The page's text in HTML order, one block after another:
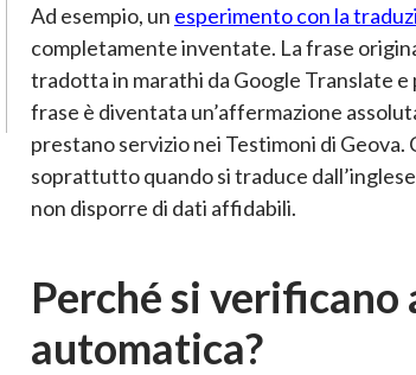
Ad esempio, un esperimento con la
completamente inventate. La frase
tradotta in marathi da Google Translate
frase è diventata un’affermazione
prestano servizio nei Testimoni di
soprattutto quando si traduce
non disporre di dati affidabili.
Perché si
automatica?